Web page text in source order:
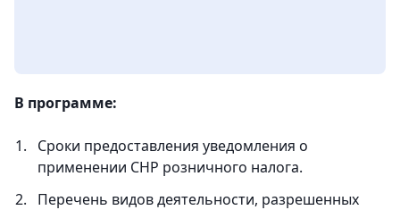
В программе:
Сроки предоставления уведомления о
применении СНР розничного налога.
Перечень видов деятельности, разрешенных